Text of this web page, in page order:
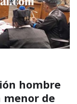
hombre
de